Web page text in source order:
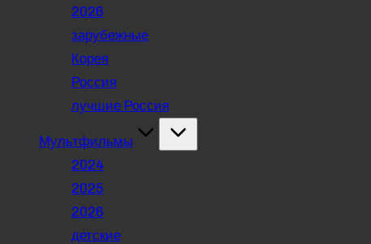
2026
зарубежные
Корея
Россия
лучшие Россия
Мультфильмы
2024
2025
2026
детские